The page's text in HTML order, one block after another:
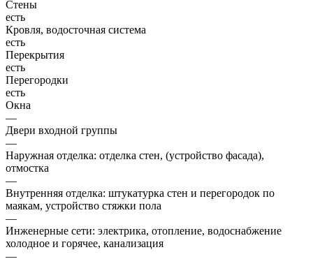
Стены
есть
Кровля, водосточная система
есть
Перекрытия
есть
Перегородки
есть
Окна
—
Двери входной группы
—
Наружная отделка: отделка стен, (устройство фасада),
отмостка
—
Внутренняя отделка: штукатурка стен и перегородок по
маякам, устройство стяжки пола
—
Инженерные сети: электрика, отопление, водоснабжение
холодное и горячее, канализация
—